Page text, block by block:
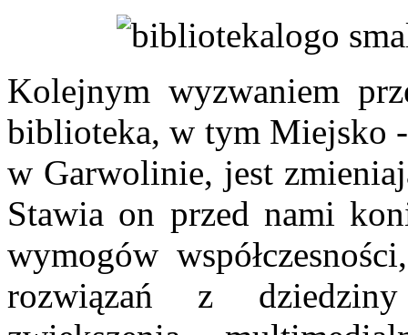
Kolejnym wyzwaniem
biblioteka, w tym Miejsko
w Garwolinie, jest
Stawia on przed nami
wymogów
rozwiązań z